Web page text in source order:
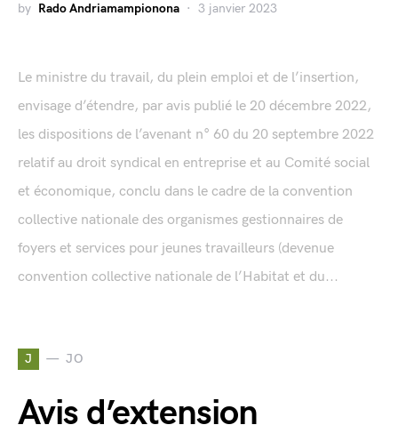
by Rado Andriamampionona 3 janvier 2023
Le ministre du travail, du plein emploi et de l’insertion,
envisage d’étendre, par avis publié le 20 décembre 2022,
les dispositions de l’avenant n° 60 du 20 septembre 2022
relatif au droit syndical en entreprise et au Comité social
et économique, conclu dans le cadre de la convention
collective nationale des organismes gestionnaires de
foyers et services pour jeunes travailleurs (devenue
convention collective nationale de l’Habitat et du...
J JO
Avis d’extension